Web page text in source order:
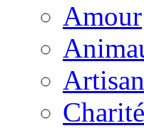
Amour
Charité